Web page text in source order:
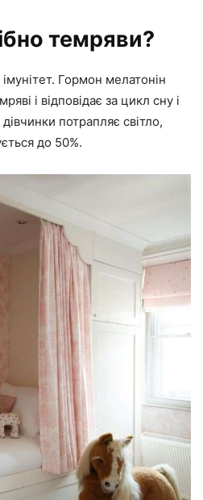
темряви?
Гормон мелатонін
і відповідає за цикл сну і
потрапляє світло,
до 50%.